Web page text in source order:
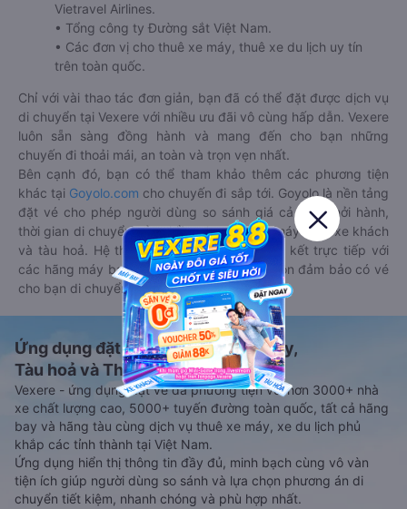
Vietravel Airlines.
• Tổng công ty Đường sắt Việt Nam.
• Các đơn vị cho thuê xe máy, thuê xe du lịch uy tín
trên toàn quốc.
Chỉ với vài thao tác đơn giản, bạn đã có thể đặt được dịch vụ
di chuyển tại Vexere với nhiều ưu đãi vô cùng hấp dẫn. Vexere
luôn sẵn sàng đồng hành và mang đến cho bạn những
chuyến đi thoải mái, an toàn và trọn vẹn nhất.
Bên cạnh đó, bạn có thể tham khảo thêm các phương tiện
khác tại Goyolo.com cho chuyến đi sắp tới. Goyolo là nền tảng
đặt vé cho phép người dùng so sánh giá cả, giờ khởi hành,
thời gian di chuyển của nhiều phương tiện máy bay, xe khách
và tàu hoả. Hệ thống của Goyolo được liên kết trực tiếp với
các hãng máy bay, xe khách và tàu hoả, luôn đảm bảo có vé
cho bạn di chuyển.
Ứng dụng đặt vé Xe khách, Máy bay,
Tàu hoả và Thuê xe
Vexere - ứng dụng đặt vé đa phương tiện với hơn 3000+ nhà
xe chất lượng cao, 5000+ tuyến đường toàn quốc, tất cả hãng
bay và hãng tàu cùng dịch vụ thuê xe máy, xe du lịch phủ
khắp các tỉnh thành tại Việt Nam.
Ứng dụng hiển thị thông tin đầy đủ, minh bạch cùng vô vàn
tiện ích giúp người dùng so sánh và lựa chọn phương án di
chuyển tiết kiệm, nhanh chóng và phù hợp nhất.